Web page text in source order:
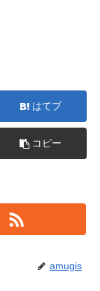
はてブ
コピー
amugis